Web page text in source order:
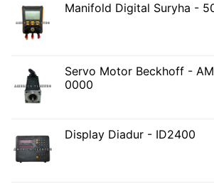
Manifold Digital Suryha -
Servo Motor Beckhoff -
0000
Display Diadur - ID2400